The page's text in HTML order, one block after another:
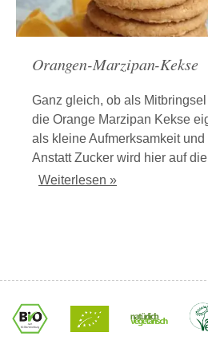
Orangen-Marzipan-Kekse
Ganz gleich, ob als
die Orange Marzipan Kekse
als kleine Aufmerksamkeit
Anstatt Zucker wird hier auf
Weiterlesen »